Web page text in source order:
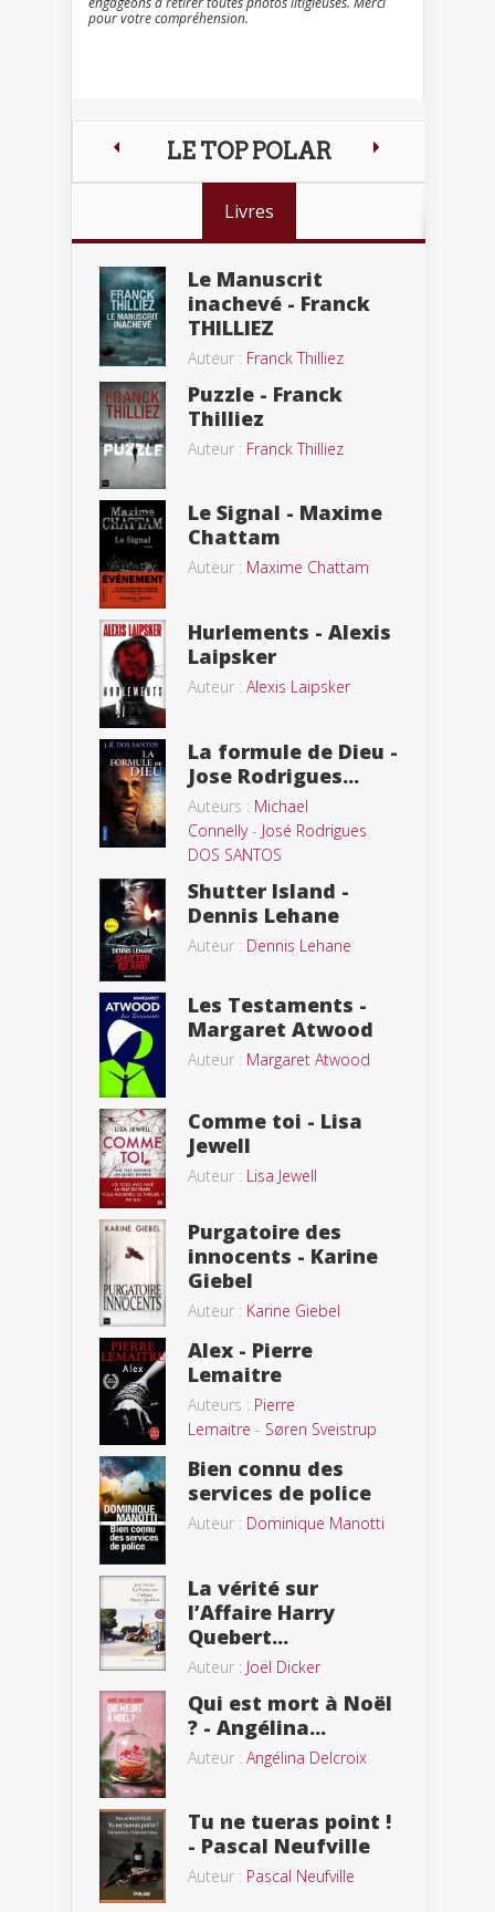
pour votre compréhension.
LE TOP POLAR
Livres
Le Manuscrit
inachevé - Franck
THILLIEZ
Auteur : Franck Thilliez
Puzzle - Franck
Thilliez
Auteur : Franck Thilliez
Le Signal - Maxime
Chattam
Auteur : Maxime Chattam
Hurlements - Alexis
Laipsker
Auteur : Alexis Laipsker
La formule de Dieu -
Jose Rodrigues...
Auteurs : Michael
Connelly- José Rodrigues
DOS SANTOS
Shutter Island -
Dennis Lehane
Auteur : Dennis Lehane
Les Testaments -
Margaret Atwood
Auteur : Margaret Atwood
Comme toi - Lisa
Jewell
Auteur : Lisa Jewell
Purgatoire des
innocents - Karine
Giebel
Auteur : Karine Giebel
Alex - Pierre
Lemaitre
Auteurs : Pierre
Lemaitre - Søren Sveistrup
Bien connu des
services de police
Auteur : Dominique Manotti
La vérité sur
l’Affaire Harry
Quebert...
Auteur : Joël Dicker
Qui est mort à Noël
? - Angélina...
Auteur : Angélina Delcroix
Tu ne tueras point !
- Pascal Neufville
Auteur : Pascal Neufville